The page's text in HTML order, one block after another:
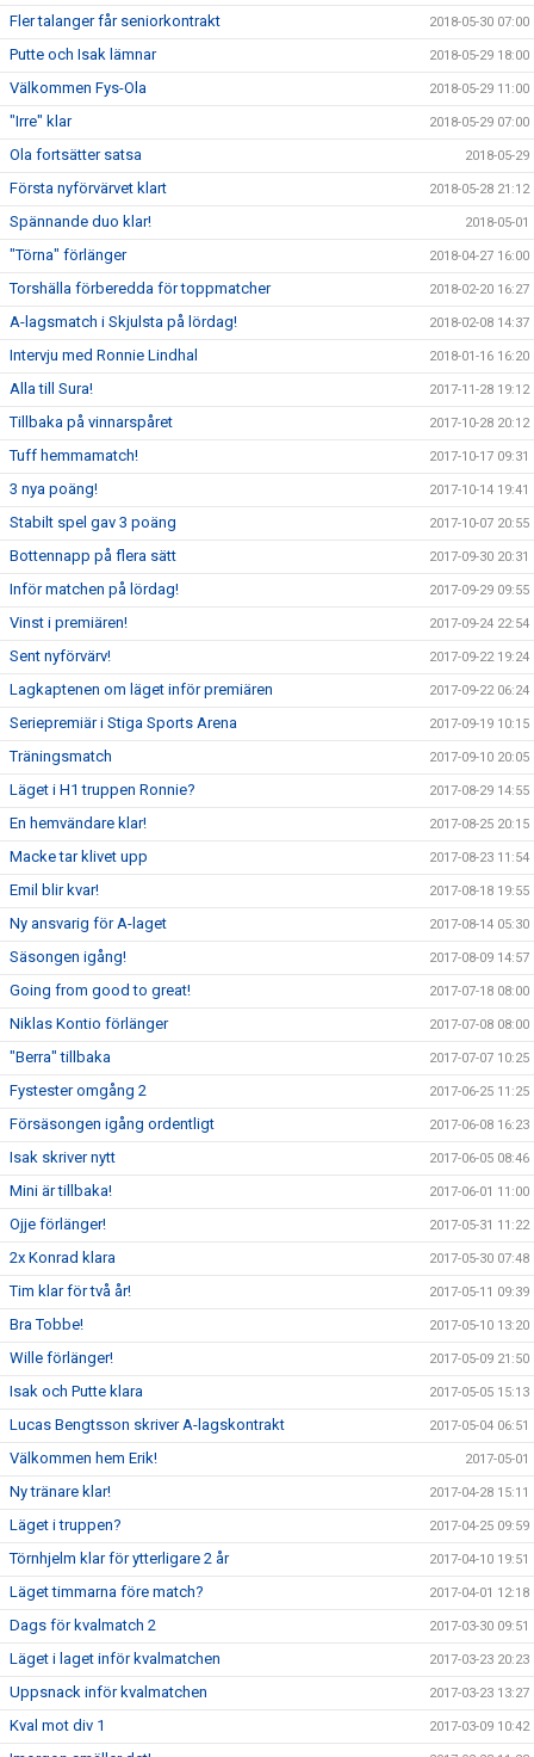
Fler talanger får seniorkontrakt 2018-05-30 07:00
Putte och Isak lämnar 2018-05-29 18:00
Välkommen Fys-Ola 2018-05-29 11:00
"Irre" klar 2018-05-29 07:00
Ola fortsätter satsa 2018-05-29
Första nyförvärvet klart 2018-05-28 21:12
Spännande duo klar! 2018-05-01
"Törna" förlänger 2018-04-27 16:00
Torshälla förberedda för toppmatcher 2018-02-20 16:27
A-lagsmatch i Skjulsta på lördag! 2018-02-08 14:37
Intervju med Ronnie Lindhal 2018-01-16 16:20
Alla till Sura! 2017-11-28 19:12
Tillbaka på vinnarspåret 2017-10-28 20:12
Tuff hemmamatch! 2017-10-17 09:31
3 nya poäng! 2017-10-14 19:41
Stabilt spel gav 3 poäng 2017-10-07 20:55
Bottennapp på flera sätt 2017-09-30 20:31
Inför matchen på lördag! 2017-09-29 09:55
Vinst i premiären! 2017-09-24 22:54
Sent nyförvärv! 2017-09-22 19:24
Lagkaptenen om läget inför premiären 2017-09-22 06:24
Seriepremiär i Stiga Sports Arena 2017-09-19 10:15
Träningsmatch 2017-09-10 20:05
Läget i H1 truppen Ronnie? 2017-08-29 14:55
En hemvändare klar! 2017-08-25 20:15
Macke tar klivet upp 2017-08-23 11:54
Emil blir kvar! 2017-08-18 19:55
Ny ansvarig för A-laget 2017-08-14 05:30
Säsongen igång! 2017-08-09 14:57
Going from good to great! 2017-07-18 08:00
Niklas Kontio förlänger 2017-07-08 08:00
"Berra" tillbaka 2017-07-07 10:25
Fystester omgång 2 2017-06-25 11:25
Försäsongen igång ordentligt 2017-06-08 16:23
Isak skriver nytt 2017-06-05 08:46
Mini är tillbaka! 2017-06-01 11:00
Ojje förlänger! 2017-05-31 11:22
2x Konrad klara 2017-05-30 07:48
Tim klar för två år! 2017-05-11 09:39
Bra Tobbe! 2017-05-10 13:20
Wille förlänger! 2017-05-09 21:50
Isak och Putte klara 2017-05-05 15:13
Lucas Bengtsson skriver A-lagskontrakt 2017-05-04 06:51
Välkommen hem Erik! 2017-05-01
Ny tränare klar! 2017-04-28 15:11
Läget i truppen? 2017-04-25 09:59
Törnhjelm klar för ytterligare 2 år 2017-04-10 19:51
Läget timmarna före match? 2017-04-01 12:18
Dags för kvalmatch 2 2017-03-30 09:51
Läget i laget inför kvalmatchen 2017-03-23 20:23
Uppsnack inför kvalmatchen 2017-03-23 13:27
Kval mot div 1 2017-03-09 10:42